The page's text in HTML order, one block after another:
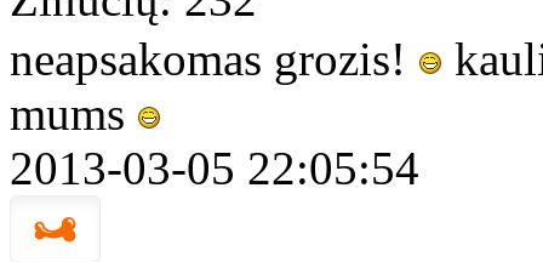
neapsakomas grozis!
mums
2013-03-05 22:05:54